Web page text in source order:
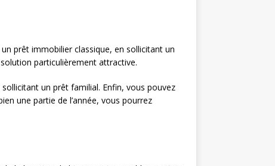
prêt immobilier classique, en sollicitant un
particulièrement attractive.
un prêt familial. Enfin, vous pouvez
une partie de l’année, vous pourrez